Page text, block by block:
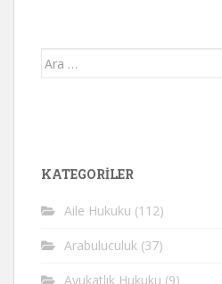
Arama
KATEGORİLER
Aile Hukuku (112)
Arabuluculuk (37)
Avukatlık Hukuku (9)